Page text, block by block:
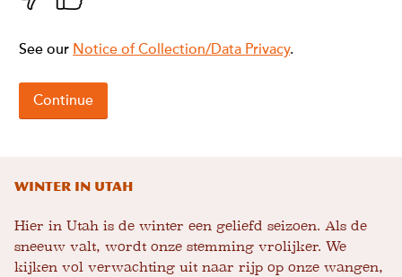
Winter in Utah
Hier in Utah is de winter een geliefd seizoen. Als de
sneeuw valt, wordt onze stemming vrolijker. We
kijken vol verwachting uit naar rijp op onze wangen,